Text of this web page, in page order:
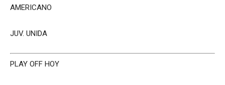
AMERICANO
JUV. UNIDA
PLAY OFF HOY